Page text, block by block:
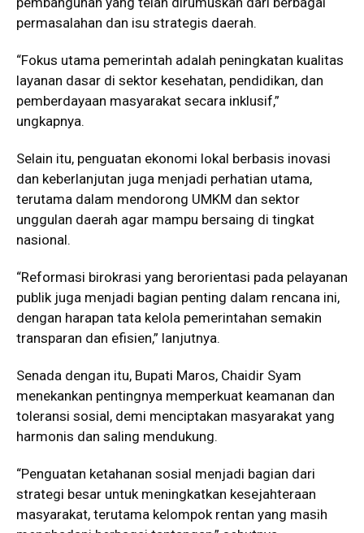
permasalahan dan isu strategis daerah.
“Fokus utama pemerintah adalah peningkatan kualitas
layanan dasar di sektor kesehatan, pendidikan, dan
pemberdayaan masyarakat secara inklusif,”
ungkapnya.
Selain itu, penguatan ekonomi lokal berbasis inovasi
dan keberlanjutan juga menjadi perhatian utama,
terutama dalam mendorong UMKM dan sektor
unggulan daerah agar mampu bersaing di tingkat
nasional.
“Reformasi birokrasi yang berorientasi pada pelayanan
publik juga menjadi bagian penting dalam rencana ini,
dengan harapan tata kelola pemerintahan semakin
transparan dan efisien,” lanjutnya.
Senada dengan itu, Bupati Maros, Chaidir Syam
menekankan pentingnya memperkuat keamanan dan
toleransi sosial, demi menciptakan masyarakat yang
harmonis dan saling mendukung.
“Penguatan ketahanan sosial menjadi bagian dari
strategi besar untuk meningkatkan kesejahteraan
masyarakat, terutama kelompok rentan yang masih